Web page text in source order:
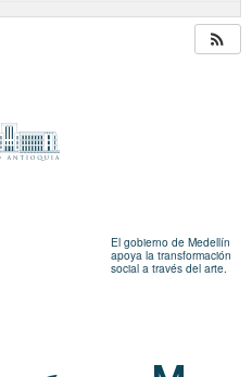
El gobierno de Medellín
apoya la transformación
social a través del arte.